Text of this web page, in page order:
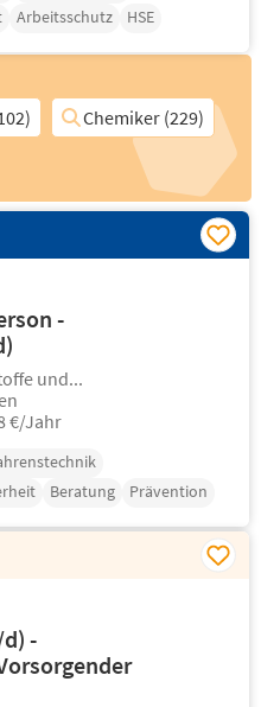
Arbeitsschutz HSE
Chemiker (229)
-
und...
€/Jahr
Beratung Prävention
-